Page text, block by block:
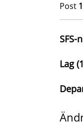
Post 1
SFS-
Lag